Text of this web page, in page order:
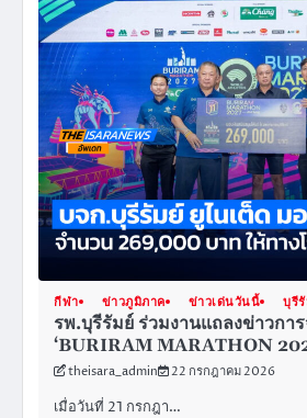
กีฬา ข่าวภูมิภาค ข่าวเด่นวันนี้ บุรี
รพ.บุรีรัมย์ ร่วมงานแถลงข่าวกา
‘BURIRAM MARATHON
theisara_admin 22 กรกฎาคม 2026
เมื่อวันที่ 21 กรกฎา…